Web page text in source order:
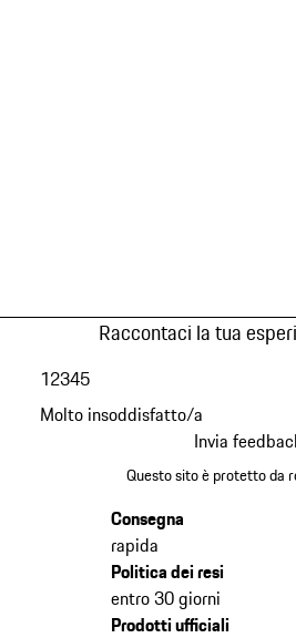
Raccontaci la tua
Molto insoddisfatto/a
12345
Invia
Questo sito è protetto da
Consegna
rapida
Politica dei resi
entro 30 giorni
Prodotti ufficiali